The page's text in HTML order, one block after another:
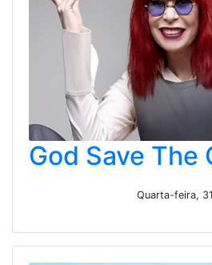
God Save The
Quarta-feira,